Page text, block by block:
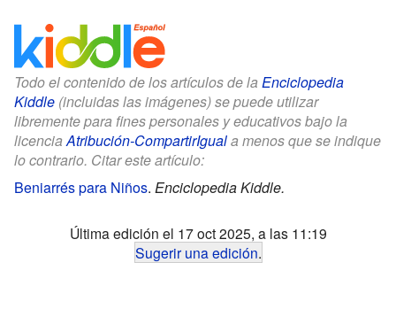
Todo el contenido de los artículos de la Enciclopedia
Kiddle (incluidas las imágenes) se puede utilizar
libremente para fines personales y educativos bajo la
licenciaAtribución-CompartirIguala menos que se indique
lo contrario. Citar este artículo:
Beniarrés para Niños. Enciclopedia Kiddle.
Última edición el 17 oct 2025, a las 11:19
Sugerir una edición.